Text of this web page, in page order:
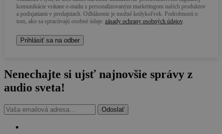
komunikácie vrátane e-mailu s personalizovaným marketingom našich produktov
a podujatiami v predajniach. Odhlásenie je možné kedykoľvek. Podrobnosti o
tom, ako sa spracúvajú osobné údaje: zásady ochrany osobných údajov.
Nenechajte si ujsť najnovšie správy z
audio sveta!
Odoslať